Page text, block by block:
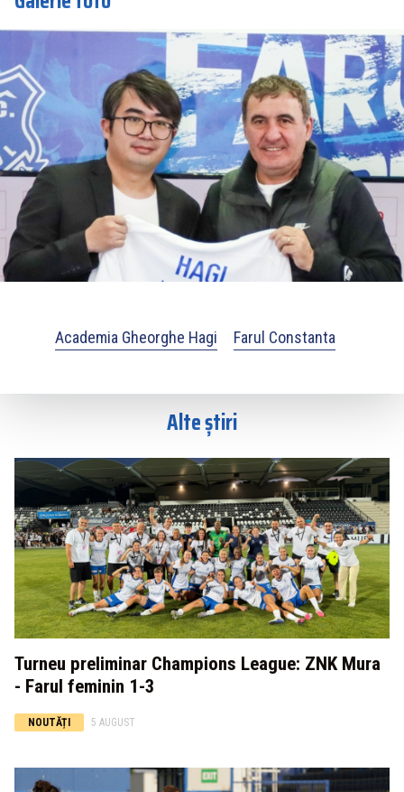
Academia Gheorghe Hagi Farul Constanta
Alte știri
Turneu preliminar Champions League: ZNK Mura
- Farul feminin 1-3
NOUTĂȚI 5 AUGUST